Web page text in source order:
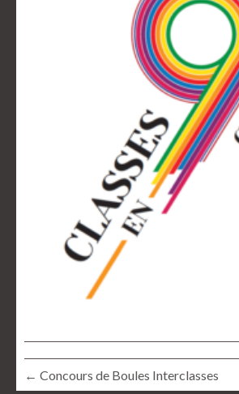
← Concours de Boules Interclasses